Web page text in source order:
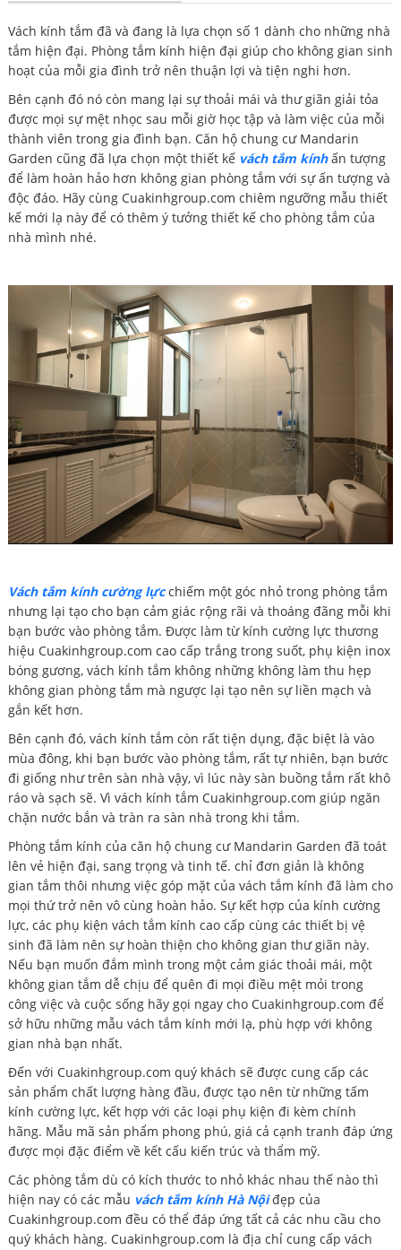
Vách kính tắm đã và đang là lựa chọn số 1 dành cho những nhà
tắm hiện đại. Phòng tắm kính hiện đại giúp cho không gian sinh
hoạt của mỗi gia đình trở nên thuận lợi và tiện nghi hơn.
Bên cạnh đó nó còn mang lại sự thoải mái và thư giãn giải tỏa
được mọi sự mệt nhọc sau mỗi giờ học tập và làm việc của mỗi
thành viên trong gia đình bạn. Căn hộ chung cư Mandarin
Garden cũng đã lựa chọn một thiết kế vách tắm kínhấn tượng
để làm hoàn hảo hơn không gian phòng tắm với sự ấn tượng và
độc đáo. Hãy cùng Cuakinhgroup.com chiêm ngưỡng mẫu thiết
kế mới lạ này để có thêm ý tưởng thiết kế cho phòng tắm của
nhà mình nhé.
Vách tắm kính cường lựcchiếm một góc nhỏ trong phòng tắm
nhưng lại tạo cho bạn cảm giác rộng rãi và thoáng đãng mỗi khi
bạn bước vào phòng tắm. Được làm từ kính cường lực thương
hiệu Cuakinhgroup.com cao cấp trắng trong suốt, phụ kiện inox
bóng gương, vách kính tắm không những không làm thu hẹp
không gian phòng tắm mà ngược lại tạo nên sự liền mạch và
gắn kết hơn.
Bên cạnh đó, vách kính tắm còn rất tiện dụng, đặc biệt là vào
mùa đông, khi bạn bước vào phòng tắm, rất tự nhiên, bạn bước
đi giống như trên sàn nhà vậy, vì lúc này sàn buồng tắm rất khô
ráo và sạch sẽ. Vì vách kính tắm Cuakinhgroup.com giúp ngăn
chặn nước bắn và tràn ra sàn nhà trong khi tắm.
Phòng tắm kính của căn hộ chung cư Mandarin Garden đã toát
lên vẻ hiện đại, sang trọng và tinh tế. chỉ đơn giản là không
gian tắm thôi nhưng việc góp mặt của vách tắm kính đã làm cho
mọi thứ trở nên vô cùng hoàn hảo. Sự kết hợp của kính cường
lực, các phụ kiện vách tắm kính cao cấp cùng các thiết bị vệ
sinh đã làm nên sự hoàn thiện cho không gian thư giãn này.
Nếu bạn muốn đắm mình trong một cảm giác thoải mái, một
không gian tắm dễ chịu để quên đi mọi điều mệt mỏi trong
công việc và cuộc sống hãy gọi ngay cho Cuakinhgroup.com để
sở hữu những mẫu vách tắm kính mới lạ, phù hợp với không
gian nhà bạn nhất.
Đến với Cuakinhgroup.com quý khách sẽ được cung cấp các
sản phẩm chất lượng hàng đầu, được tạo nên từ những tấm
kính cường lực, kết hợp với các loại phụ kiện đi kèm chính
hãng. Mẫu mã sản phẩm phong phú, giá cả cạnh tranh đáp ứng
được mọi đặc điểm về kết cấu kiến trúc và thẩm mỹ.
Các phòng tắm dù có kích thước to nhỏ khác nhau thế nào thì
hiện nay có các mẫu vách tắm kính Hà Nộiđẹp của
Cuakinhgroup.com đều có thể đáp ứng tất cả các nhu cầu cho
quý khách hàng. Cuakinhgroup.com là địa chỉ cung cấp vách